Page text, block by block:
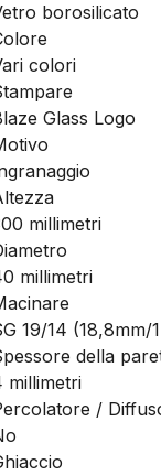
borosilicato
colori
Glass Logo
millimetri
millimetri
19/14 (18,8mm/
della
millimetri
/